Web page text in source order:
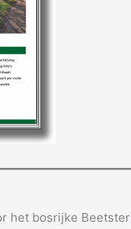
het bosrijke